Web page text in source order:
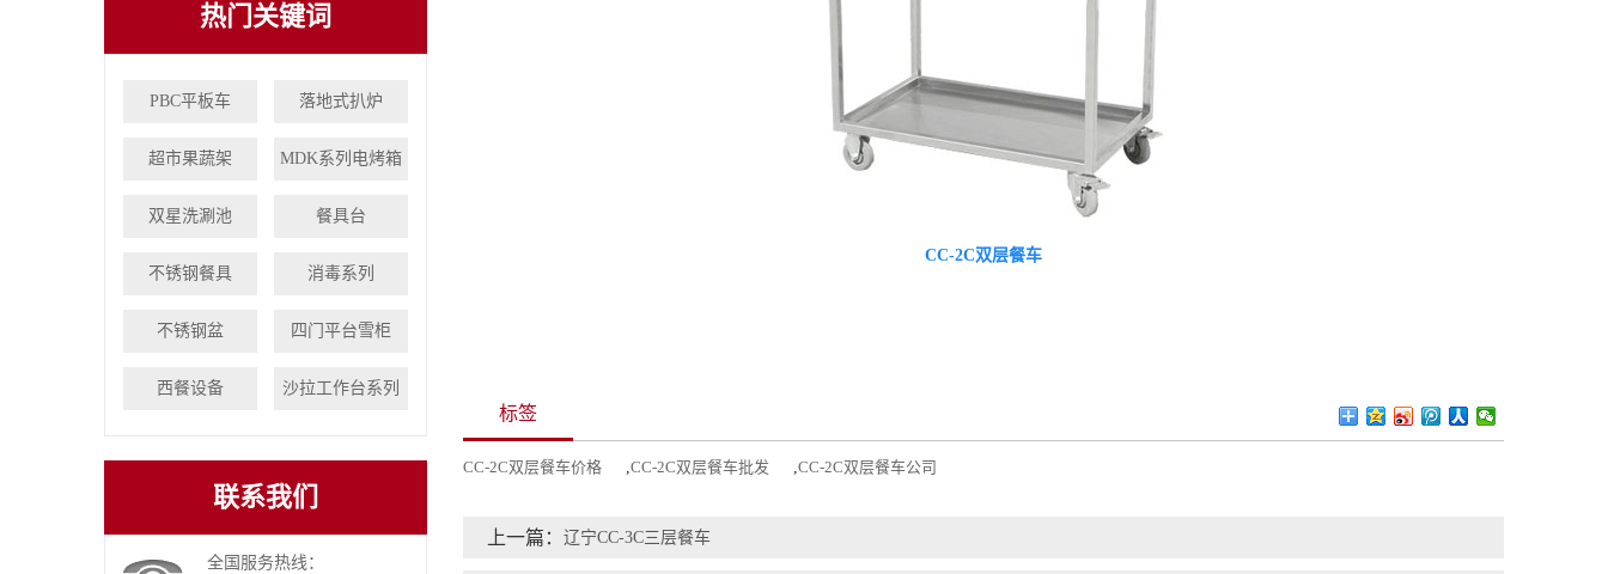
热门关键词
PBC平板车 落地式扒炉
超市果蔬架 MDK系列电烤箱
双星洗涮池 餐具台
不锈钢餐具 消毒系列
不锈钢盆 四门平台雪柜
西餐设备 沙拉工作台系列
联系我们
全国服务热线：
CC-2C双层餐车
标签
CC-2C双层餐车价格 ,CC-2C双层餐车批发 ,CC-2C双层餐车公司
上一篇： 辽宁CC-3C三层餐车